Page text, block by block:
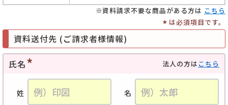
資料請求不要な商品がある方は こちら
* は必須項目です。
資料送付先 (ご請求者様情報)
氏名 法人の方は こちら
姓 名